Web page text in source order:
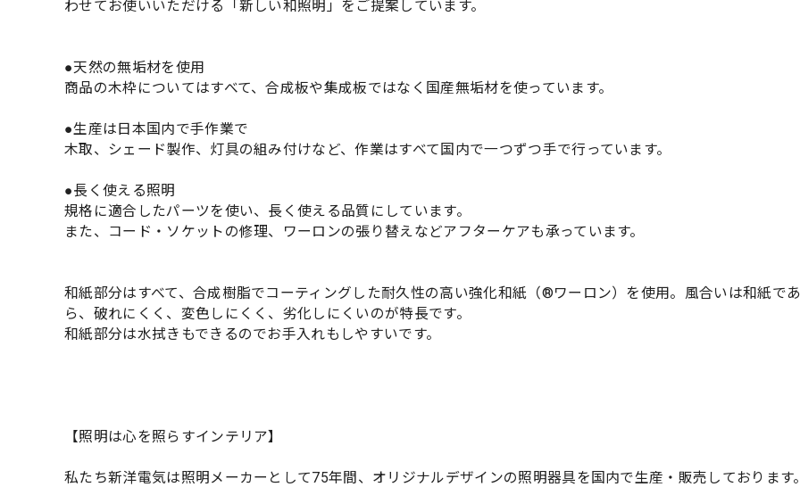
わせてお使いいただける「新しい和照明」をご提案しています。
●天然の無垢材を使用
商品の木枠についてはすべて、合成板や集成板ではなく国産無垢材を使っています。
●生産は日本国内で手作業で
木取、シェード製作、灯具の組み付けなど、作業はすべて国内で一つずつ手で行っています。
●長く使える照明
規格に適合したパーツを使い、長く使える品質にしています。
また、コード・ソケットの修理、ワーロンの張り替えなどアフターケアも承っています。
和紙部分はすべて、合成樹脂でコーティングした耐久性の高い強化和紙（®ワーロン）を使用。風合いは和紙で
ら、破れにくく、変色しにくく、劣化しにくいのが特長です。
和紙部分は水拭きもできるのでお手入れもしやすいです。
【照明は心を照らすインテリア】
私たち新洋電気は照明メーカーとして75年間、オリジナルデザインの照明器具を国内で生産・販売しております